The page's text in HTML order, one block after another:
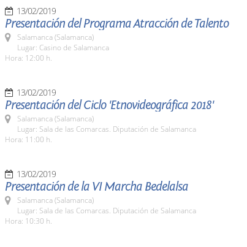
13/02/2019
Presentación del Programa Atracción de Talento
Salamanca (Salamanca)
Lugar: Casino de Salamanca
Hora: 12:00 h.
13/02/2019
Presentación del Ciclo 'Etnovideográfica 2018'
Salamanca (Salamanca)
Lugar: Sala de las Comarcas. Diputación de Salamanca
Hora: 11:00 h.
13/02/2019
Presentación de la VI Marcha Bedelalsa
Salamanca (Salamanca)
Lugar: Sala de las Comarcas. Diputación de Salamanca
Hora: 10:30 h.